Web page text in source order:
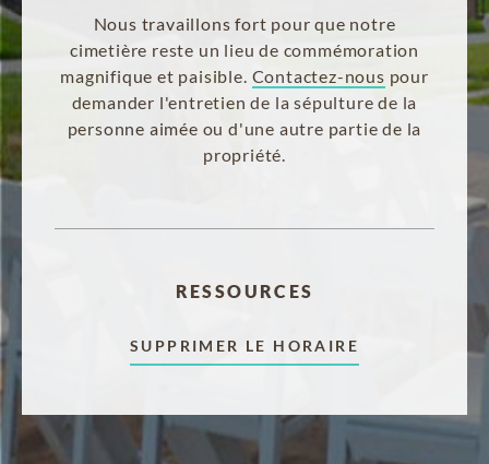
Nous travaillons fort pour que notre
cimetière reste un lieu de commémoration
magnifique et paisible. Contactez-nous pour
demander l'entretien de la sépulture de la
personne aimée ou d'une autre partie de la
propriété.
RESSOURCES
SUPPRIMER LE HORAIRE